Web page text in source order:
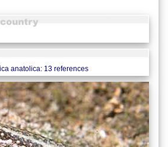
anatolica: 13 references